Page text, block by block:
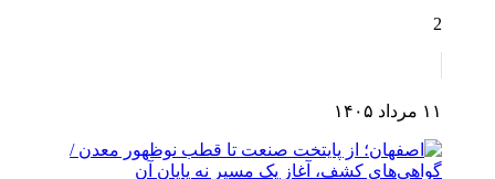
2
۱۱ مرداد ۱۴۰۵